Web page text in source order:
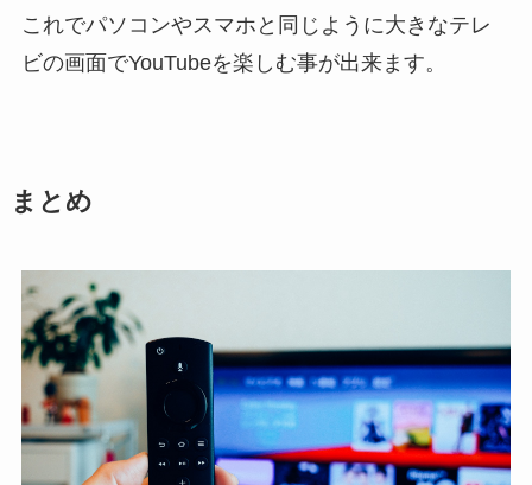
これでパソコンやスマホと同じように大きなテレ
ビの画面でYouTubeを楽しむ事が出来ます。
まとめ